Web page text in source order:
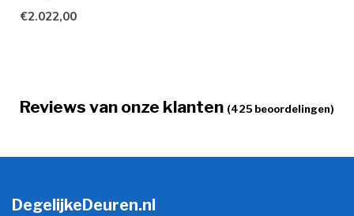
bieden...
€2.022,00
Reviews van onze klanten (425 beoordelingen)
DegelijkeDeuren.nl